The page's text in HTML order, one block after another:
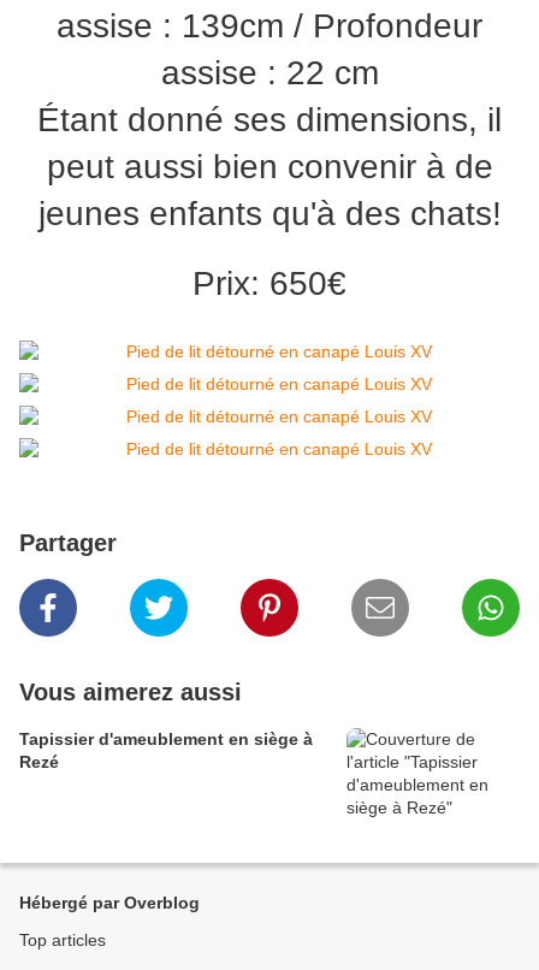
assise : 139cm / Profondeur
assise : 22 cm
Étant donné ses dimensions, il
peut aussi bien convenir à de
jeunes enfants qu'à des chats!
Prix: 650€
Partager
Vous aimerez aussi
Tapissier d'ameublement en siège à
Rezé
Hébergé par Overblog
Top articles